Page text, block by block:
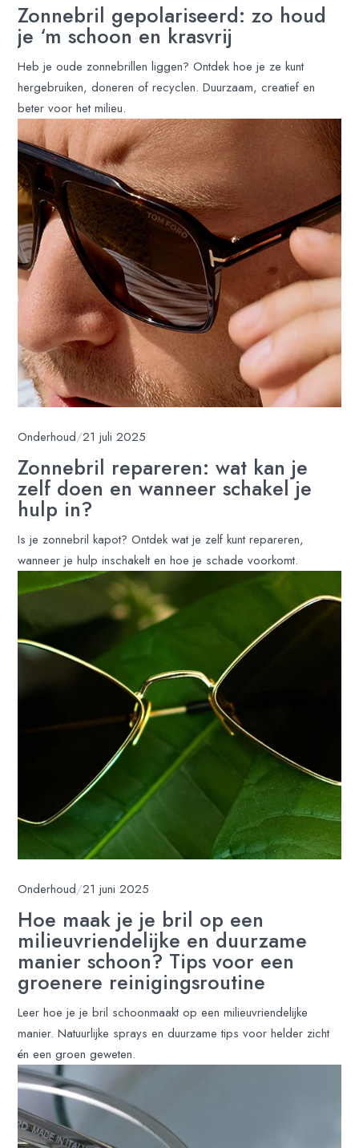
Zonnebril gepolariseerd: zo houd
je ‘m schoon en krasvrij
Heb je oude zonnebrillen liggen? Ontdek hoe je ze kunt
hergebruiken, doneren of recyclen. Duurzaam, creatief en
beter voor het milieu.
Onderhoud/21 juli 2025
Zonnebril repareren: wat kan je
zelf doen en wanneer schakel je
hulp in?
Is je zonnebril kapot? Ontdek wat je zelf kunt repareren,
wanneer je hulp inschakelt en hoe je schade voorkomt.
Onderhoud/21 juni 2025
Hoe maak je je bril op een
milieuvriendelijke en duurzame
manier schoon? Tips voor een
groenere reinigingsroutine
Leer hoe je je bril schoonmaakt op een milieuvriendelijke
manier. Natuurlijke sprays en duurzame tips voor helder zicht
én een groen geweten.